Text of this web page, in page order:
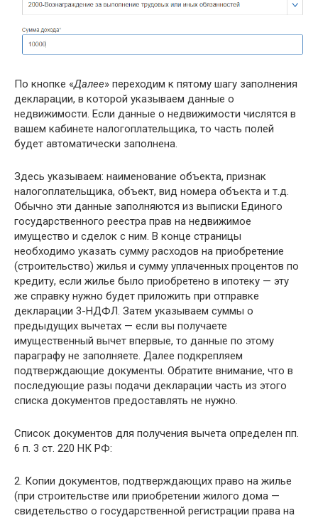
По кнопке «Далее» переходим к пятому шагу заполнения
декларации, в которой указываем данные о
недвижимости. Если данные о недвижимости числятся в
вашем кабинете налогоплательщика, то часть полей
будет автоматически заполнена.
Здесь указываем: наименование объекта, признак
налогоплательщика, объект, вид номера объекта и т.д.
Обычно эти данные заполняются из выписки Единого
государственного реестра прав на недвижимое
имущество и сделок с ним. В конце страницы
необходимо указать сумму расходов на приобретение
(строительство) жилья и сумму уплаченных процентов по
кредиту, если жилье было приобретено в ипотеку — эту
же справку нужно будет приложить при отправке
декларации 3-НДФЛ. Затем указываем суммы о
предыдущих вычетах — если вы получаете
имущественный вычет впервые, то данные по этому
параграфу не заполняете. Далее подкрепляем
подтверждающие документы. Обратите внимание, что в
последующие разы подачи декларации часть из этого
списка документов предоставлять не нужно.
Список документов для получения вычета определен пп.
6 п. 3 ст. 220 НК РФ:
2. Копии документов, подтверждающих право на жилье
(при строительстве или приобретении жилого дома —
свидетельство о государственной регистрации права на